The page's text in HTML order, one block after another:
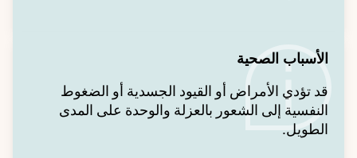
الأسباب الصحية
قد تؤدي الأمراض أو القيود الجسدية أو الضغوط
النفسية إلى الشعور بالعزلة والوحدة على المدى
الطويل.